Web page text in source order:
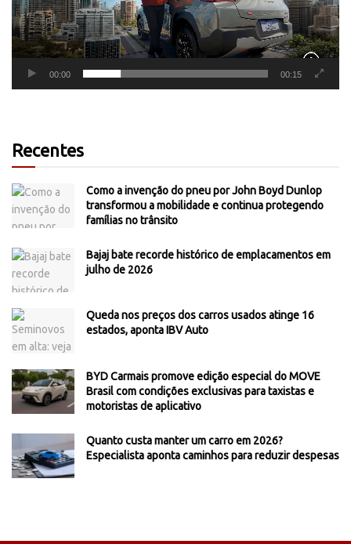
00:00 00:15
Recentes
Como a invenção do pneu por John Boyd Dunlop
transformou a mobilidade e continua protegendo
famílias no trânsito
Bajaj bate recorde histórico de emplacamentos em
julho de 2026
Queda nos preços dos carros usados atinge 16
estados, aponta IBV Auto
BYD Carmais promove edição especial do MOVE
Brasil com condições exclusivas para taxistas e
motoristas de aplicativo
Quanto custa manter um carro em 2026?
Especialista aponta caminhos para reduzir despesas